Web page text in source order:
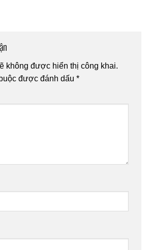
không được hiển thị công khai.
được đánh dấu *